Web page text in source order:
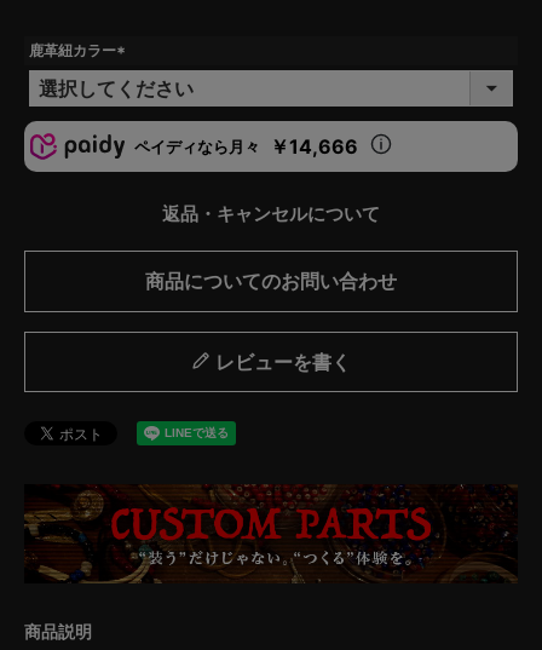
鹿革紐カラー
(
必
ペイディなら月々 ￥14,666
返品・キャンセルについて
商品についてのお問い合わせ
レビューを書く